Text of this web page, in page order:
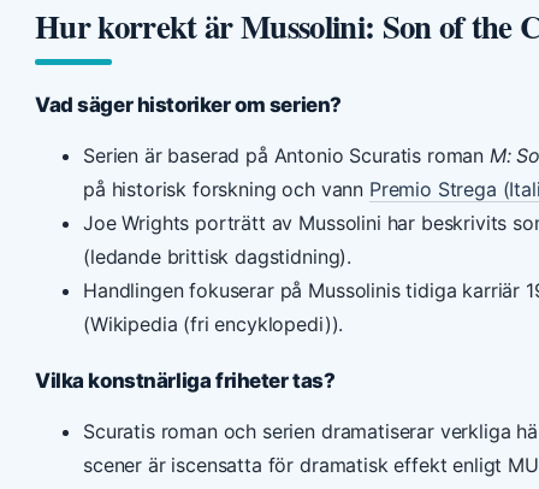
Hur korrekt är Mussolini: Son of the
Vad säger historiker om serien?
Serien är baserad på Antonio Scuratis roman M:
på historisk forskning och vann Premio Strega
Joe Wrights porträtt av Mussolini har beskrivits
(ledande brittisk dagstidning).
Handlingen fokuserar på Mussolinis tidiga karriär
(Wikipedia (fri encyklopedi)).
Vilka konstnärliga friheter tas?
Scuratis roman och serien dramatiserar verkliga
scener är iscensatta för dramatisk effekt enligt